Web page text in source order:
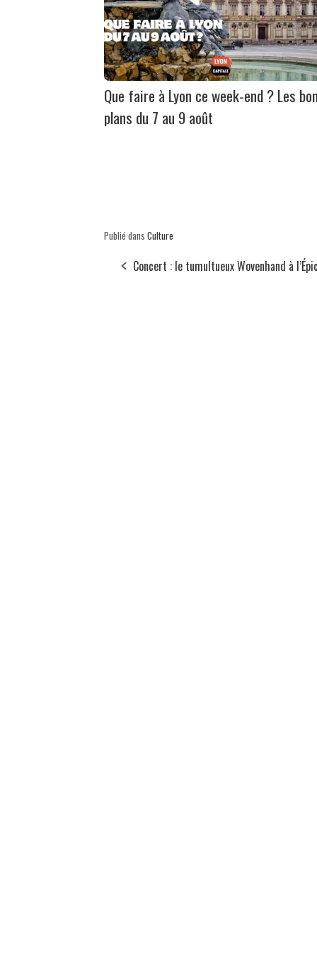
Que faire à Lyon ce week-end ? Les
plans du 7 au 9 août
Publié dans Culture
Concert : le tumultueux Wovenhand à